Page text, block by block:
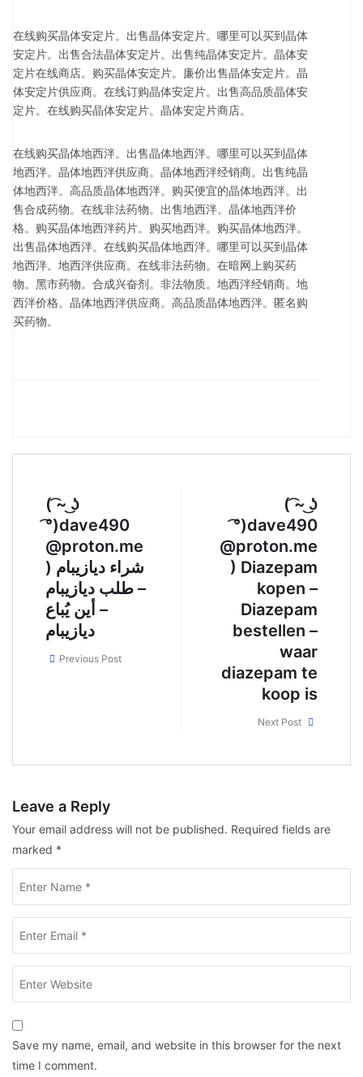
在线购买晶体安定片。出售晶体安定片。哪里可以买到晶体
安定片。出售合法晶体安定片。出售纯晶体安定片。晶体安
定片在线商店。购买晶体安定片。廉价出售晶体安定片。晶
体安定片供应商。在线订购晶体安定片。出售高品质晶体安
定片。在线购买晶体安定片。晶体安定片商店。
在线购买晶体地西泮。出售晶体地西泮。哪里可以买到晶体
地西泮。晶体地西泮供应商。晶体地西泮经销商。出售纯晶
体地西泮。高品质晶体地西泮。购买便宜的晶体地西泮。出
售合成药物。在线非法药物。出售地西泮。晶体地西泮价
格。购买晶体地西泮药片。购买地西泮。购买晶体地西泮。
出售晶体地西泮。在线购买晶体地西泮。哪里可以买到晶体
地西泮。地西泮供应商。在线非法药物。在暗网上购买药
物。黑市药物。合成兴奋剂。非法物质。地西泮经销商。地
西泮价格。晶体地西泮供应商。高品质晶体地西泮。匿名购
买药物。
( ͡~ ͜ʖ
͡°)dave490
@proton.me
) شراء ديازيبام
– طلب ديازيبام
– أين يُباع
ديازيبام
Previous Post
( ͡~ ͜ʖ
͡°)dave490
@proton.me
) Diazepam
kopen –
Diazepam
bestellen –
waar
diazepam te
koop is
Next Post
Leave a Reply
Your email address will not be published. Required fields are
marked *
Save my name, email, and website in this browser for the next
time I comment.